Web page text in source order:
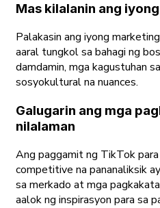
Mas kilalanin ang
Palakasin ang iyong
aaral tungkol sa bahagi ng
damdamin, mga kagustuhan
sosyokultural na nuances.
Galugarin ang mga
nilalaman
Ang paggamit ng TikTok
competitive na pananaliksik
sa merkado at mga
aalok ng inspirasyon para sa